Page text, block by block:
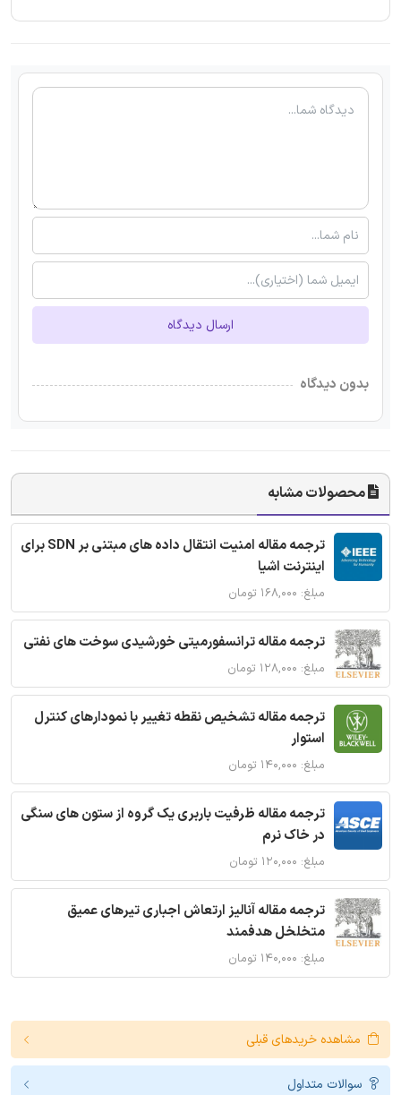
ارسال دیدگاه
بدون دیدگاه
محصولات مشابه
ترجمه مقاله امنیت انتقال داده های مبتنی بر SDN برای
اینترنت اشیا
مبلغ: ۱۶۸,۰۰۰ تومان
ترجمه مقاله ترانسفورمیتی خورشیدی سوخت های نفتی
مبلغ: ۱۲۸,۰۰۰ تومان
ترجمه مقاله تشخیص نقطه تغییر با نمودارهای کنترل
استوار
مبلغ: ۱۴۰,۰۰۰ تومان
ترجمه مقاله ظرفیت باربری یک گروه از ستون های سنگی
در خاک نرم
مبلغ: ۱۲۰,۰۰۰ تومان
ترجمه مقاله آنالیز ارتعاش اجباری تیرهای عمیق
متخلخل هدفمند
مبلغ: ۱۴۰,۰۰۰ تومان
مشاهده خریدهای قبلی
سوالات متداول